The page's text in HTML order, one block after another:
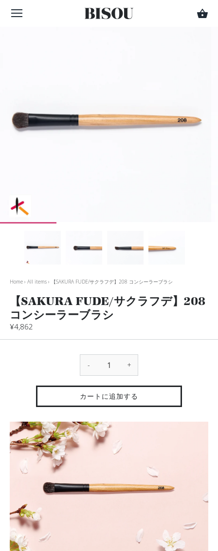
Home › All items › 【SAKURA FUDE/サクラフデ】208 コンシーラーブラシ
【SAKURA FUDE/サクラフデ】208
コンシーラーブラシ
¥4,862
- +
カートに追加する